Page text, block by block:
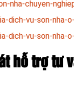
nha-chuyen-
dich-vu-son-nha-
dich-vu-son-nha-
hỗ trợ tư